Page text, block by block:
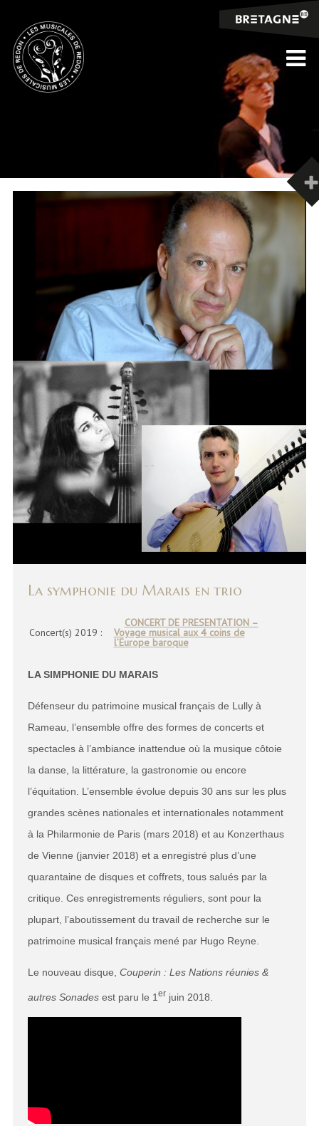
La symphonie du Marais en trio
Concert(s) 2019 :
CONCERT DE PRESENTATION –
Voyage musical aux 4 coins de
l’Europe baroque
LA SIMPHONIE DU MARAIS
Défenseur du patrimoine musical français de Lully à
Rameau, l’ensemble offre des formes de concerts et
spectacles à l’ambiance inattendue où la musique côtoie
la danse, la littérature, la gastronomie ou encore
l’équitation. L’ensemble évolue depuis 30 ans sur les plus
grandes scènes nationales et internationales notamment
à la Philarmonie de Paris (mars 2018) et au Konzerthaus
de Vienne (janvier 2018) et a enregistré plus d’une
quarantaine de disques et coffrets, tous salués par la
critique. Ces enregistrements réguliers, sont pour la
plupart, l’aboutissement du travail de recherche sur le
patrimoine musical français mené par Hugo Reyne.
Le nouveau disque, Couperin : Les Nations réunies &
autres Sonades est paru le 1 er juin 2018.